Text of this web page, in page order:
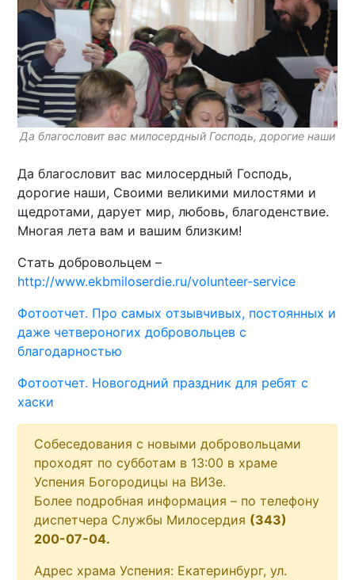
Да благословит вас милосердный Господь, дорогие наши
Да благословит вас милосердный Господь,
дорогие наши, Своими великими милостями и
щедротами, дарует мир, любовь, благоденствие.
Многая лета вам и вашим близким!
Стать добровольцем –
http://www.ekbmiloserdie.ru/volunteer-service
Фотоотчет. Про самых отзывчивых, постоянных и
даже четвероногих добровольцев с
благодарностью
Фотоотчет. Новогодний праздник для ребят с
хаски
Собеседования с новыми добровольцами
проходят по субботам в 13:00 в храме
Успения Богородицы на ВИЗе.
Более подробная информация – по телефону
диспетчера Службы Милосердия (343)
200-07-04.
Адрес храма Успения: Екатеринбург, ул.